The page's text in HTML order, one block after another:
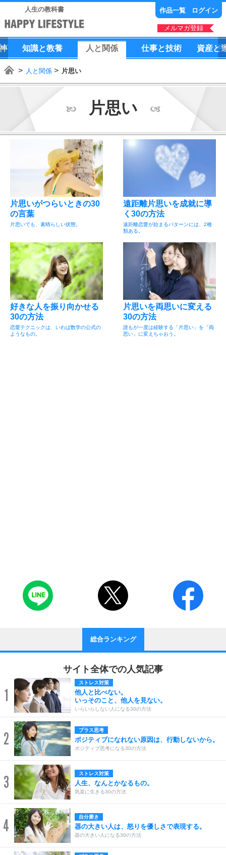
人生の教科書 作品一覧 ログイン
メルマガ登録
知識と教養 人 と 関係 仕事と技術 資産と
人と関係 片思い
片思い
片思いがつらいときの30
の言葉
片思いでも、素晴らしい状態。
遠距離片思いを成就に導
く30の方法
遠距離恋愛が始まるパターンには、2種
類ある。
好きな人を振り向かせる
30の方法
恋愛テクニックは、いわば数学の公式の
ようなもの。
片思いを両思いに変える
30の方法
誰もが一度は経験する「片思い」を「両
思い」に変えちゃおう。
総合ランキング
サイト全体での人気記事
1
ストレス対策
他人と比べない。
いっそのこと、他人を見ない。
いらいらしない人になる30の方法
2 プラス思考
ポジティブになれない原因は、行動しないから。
ポジティブ思考になる30の方法
3 ストレス対策
人生、なんとかなるもの。
気楽に生きる30の方法
4 自分磨き
器の大きい人は、怒りを優しさで表現する。
器の大きい人になる30の方法